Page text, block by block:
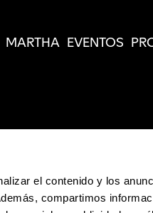
el contenido y los
compartimos
MARTHA EVENTOS